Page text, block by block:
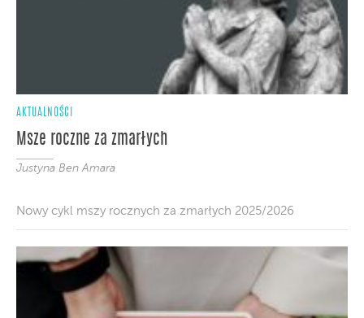
AKTUALNOŚCI
Msze roczne za zmarłych
Justyna Ben Amara
Nowy cykl mszy rocznych za zmarłych 2025/2026